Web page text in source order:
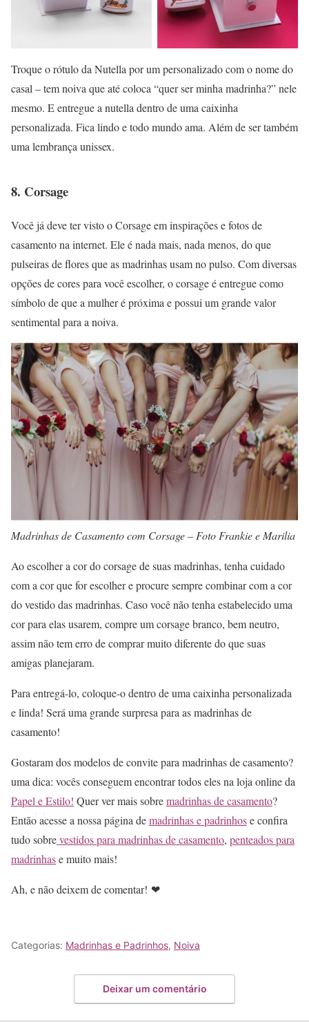
Troque o rótulo da Nutella por um personalizado com o nome do
casal – tem noiva que até coloca “quer ser minha madrinha?” nele
mesmo. E entregue a nutella dentro de uma caixinha
personalizada. Fica lindo e todo mundo ama. Além de ser também
uma lembrança unissex.
8. Corsage
Você já deve ter visto o Corsage em inspirações e fotos de
casamento na internet. Ele é nada mais, nada menos, do que
pulseiras de flores que as madrinhas usam no pulso. Com diversas
opções de cores para você escolher, o corsage é entregue como
símbolo de que a mulher é próxima e possui um grande valor
sentimental para a noiva.
Madrinhas de Casamento com Corsage – Foto Frankie e Marilia
Ao escolher a cor do corsage de suas madrinhas, tenha cuidado
com a cor que for escolher e procure sempre combinar com a cor
do vestido das madrinhas. Caso você não tenha estabelecido uma
cor para elas usarem, compre um corsage branco, bem neutro,
assim não tem erro de comprar muito diferente do que suas
amigas planejaram.
Para entregá-lo, coloque-o dentro de uma caixinha personalizada
e linda! Será uma grande surpresa para as madrinhas de
casamento!
Gostaram dos modelos de convite para madrinhas de casamento?
uma dica: vocês conseguem encontrar todos eles na loja online da
Papel e Estilo! Quer ver mais sobremadrinhas de casamento?
Então acesse a nossa página demadrinhas e padrinhose confira
tudo sobrevestidos para madrinhas de casamento, penteados para
madrinhase muito mais!
Ah, e não deixem de comentar! ❤
Categorias: Madrinhas e Padrinhos, Noiva
Deixar um comentário